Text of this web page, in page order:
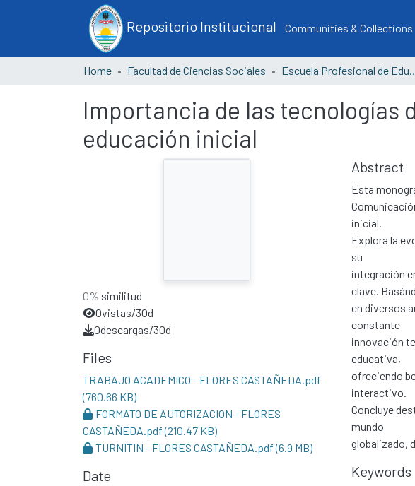
Repositorio Institucional Communities & Collections
Home Facultad de Ciencias Sociales Escuela
Importancia de las tecnologías
educación inicial
0% similitud
0vistas/30d
0descargas/30d
Files
TRABAJO ACADEMICO - FLORES CASTAÑEDA.pdf
(760.66 KB)
FORMATO DE AUTORIZACION - FLORES
CASTAÑEDA.pdf(210.47 KB)
TURNITIN - FLORES CASTAÑEDA.pdf(6.9 MB)
Date
Abstract
Esta
inicial.
Explora la
su
integración
clave.
en diversos
constante
innovación
educativa,
ofreciendo
interactivo.
Concluye
mundo
globalizado,
Keywords